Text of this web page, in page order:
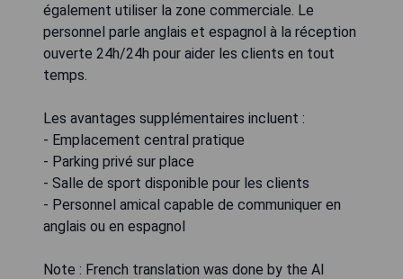
également utiliser la zone commerciale. Le
personnel parle anglais et espagnol à la réception
ouverte 24h/24h pour aider les clients en tout
temps.
Les avantages supplémentaires incluent :
- Emplacement central pratique
- Parking privé sur place
- Salle de sport disponible pour les clients
- Personnel amical capable de communiquer en
anglais ou en espagnol
Note : French translation was done by the AI